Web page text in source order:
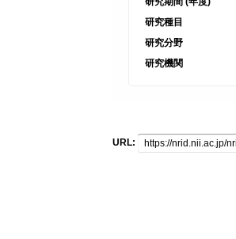
研究種目
研究分野
研究機関
URL: